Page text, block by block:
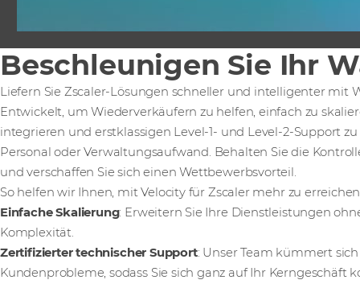
Beschleunigen Sie Ihr
Liefern Sie Zscaler-Lösungen schneller und intelligenter mit
Entwickelt, um Wiederverkäufern zu helfen, einfach zu
integrieren und erstklassigen Level-1- und Level-2-Support
Personal oder Verwaltungsaufwand. Behalten Sie die
und verschaffen Sie sich einen Wettbewerbsvorteil.
So helfen wir Ihnen, mit Velocity für Zscaler mehr zu
Einfache Skalierung: Erweitern Sie Ihre Dienstleistungen
Komplexität.
Zertifizierter technischer Support: Unser Team kümmert
Kundenprobleme, sodass Sie sich ganz auf Ihr Kerngeschäft